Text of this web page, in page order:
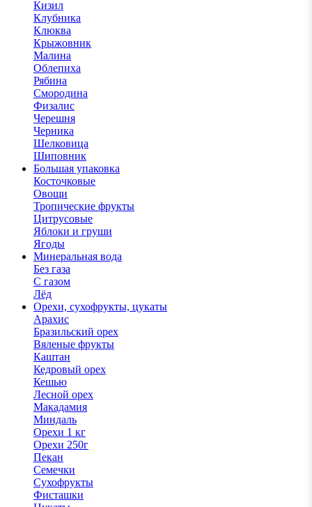
Кизил
Клубника
Клюква
Крыжовник
Малина
Облепиха
Рябина
Смородина
Физалис
Черешня
Черника
Шелковица
Шиповник
Большая упаковка
Косточковые
Овощи
Тропические фрукты
Цитрусовые
Яблоки и груши
Ягоды
Минеральная вода
Без газа
С газом
Лёд
Орехи, сухофрукты, цукаты
Арахис
Бразильский орех
Вяленые фрукты
Каштан
Кедровый орех
Кешью
Лесной орех
Макадамия
Миндаль
Орехи 1 кг
Орехи 250г
Пекан
Семечки
Сухофрукты
Фисташки